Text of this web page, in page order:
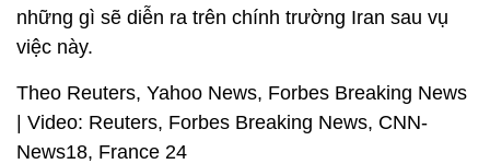
những gì sẽ diễn ra trên chính trường Iran sau vụ
việc này.
Theo Reuters, Yahoo News, Forbes Breaking News
| Video: Reuters, Forbes Breaking News, CNN-
News18, France 24